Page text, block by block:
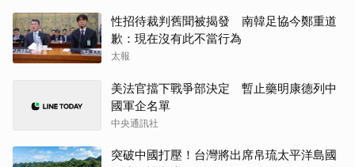
性招待裁判舊聞被揭發 南韓足協今鄭重道
歉：現在沒有此不當行為
太報
美法官擋下戰爭部決定 暫止藥明康德列中
國軍企名單
中央通訊社
突破中國打壓！台灣將出席帛琉太平洋島國